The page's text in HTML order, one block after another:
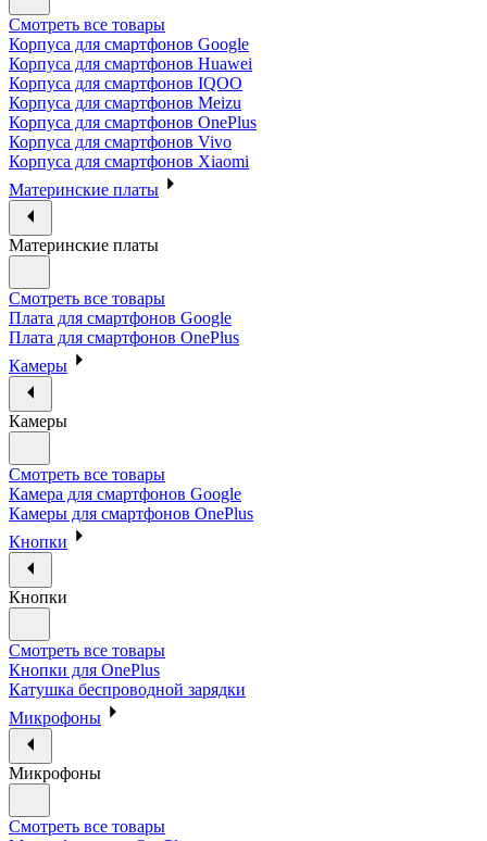
Смотреть все товары
Корпуса для смартфонов Google
Корпуса для смартфонов Huawei
Корпуса для смартфонов IQOO
Корпуса для смартфонов Meizu
Корпуса для смартфонов OnePlus
Корпуса для смартфонов Vivo
Корпуса для смартфонов Xiaomi
Материнские платы
Материнские платы
Смотреть все товары
Плата для смартфонов Google
Плата для смартфонов OnePlus
Камеры
Камеры
Смотреть все товары
Камера для смартфонов Google
Камеры для смартфонов OnePlus
Кнопки
Кнопки
Смотреть все товары
Кнопки для OnePlus
Катушка беспроводной зарядки
Микрофоны
Микрофоны
Смотреть все товары